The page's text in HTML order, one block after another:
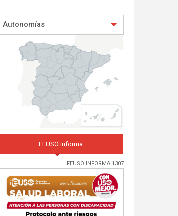
Autonomías
FEUSO informa
FEUSO INFORMA 1307